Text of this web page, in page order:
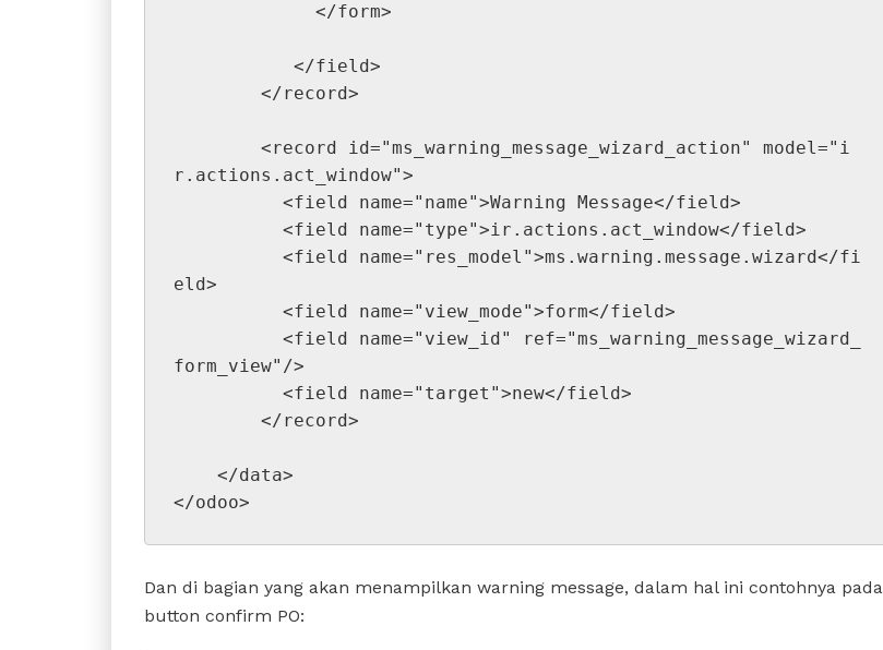
             </form>
           </field>
        </record>
r.actions.act_window">
          <field name="name">Warning Message</field>
          <field name="type">ir.actions.act_window</field>
eld>
          <field name="view_mode">form</field>
form_view"/>
          <field name="target">new</field>
        </record>
    </data>
</odoo>
Dan di bagian yang akan menampilkan warning message, dalam hal ini contohnya pada
button confirm PO: